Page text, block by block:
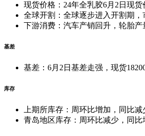
现货价格：24年全乳胶6月2日现货
全球开割：全球逐步进入开割期，
下游消费：汽车产销回升，轮胎
基差
基差：6月2日基差走强，现货
库存
上期所库存：周环比增加，同比减
青岛地区库存：周环比减少，同比